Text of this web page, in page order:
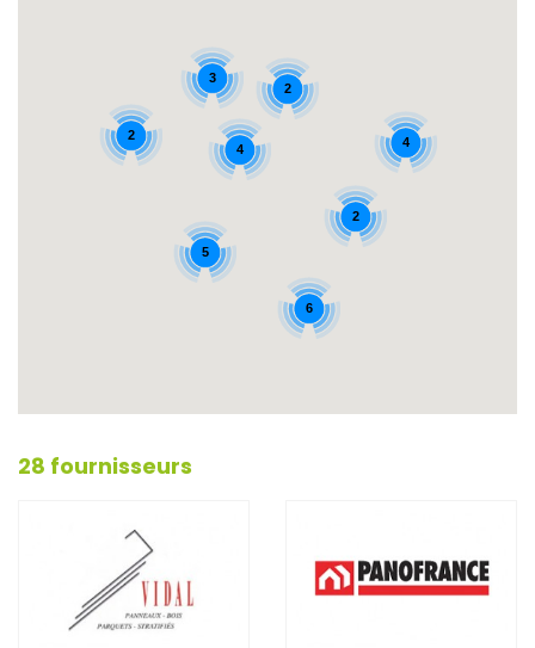
2
4
6
3
5
2
4
2
28 fournisseurs